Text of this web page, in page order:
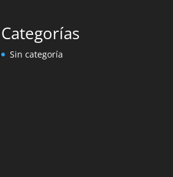
Categorías
Sin categoría